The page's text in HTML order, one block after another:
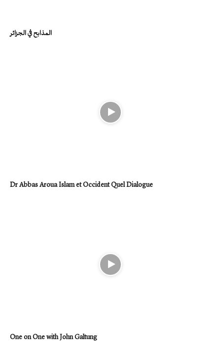
المذابح في الجزائر
Dr Abbas Aroua Islam et Occident Quel Dialogue
One on One with John Galtung